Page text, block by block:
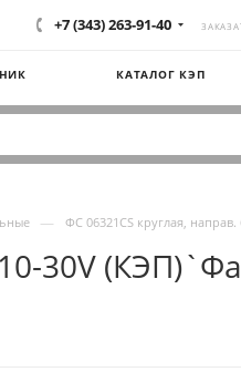
+7 (343) 263-91-40
КАТАЛОГ КЭП
— ФС 06321CS круглая,
30V